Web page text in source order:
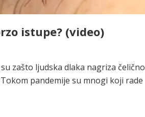
istupe? (video)
zašto ljudska dlaka nagriza čelično
pandemije su mnogi koji rade